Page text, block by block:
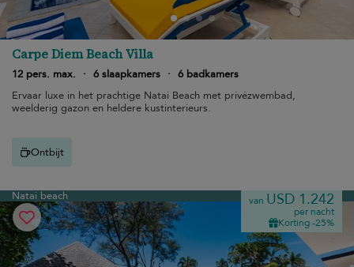
Carpe Diem Beach Villa
12 pers. max. · 6 slaapkamers · 6 badkamers
Ervaar luxe in het prachtige Natai Beach met privézwembad,
weelderig gazon en heldere kustinterieurs.
Ontbijt
Natai beach van USD 1.242
per nacht
Korting -25%